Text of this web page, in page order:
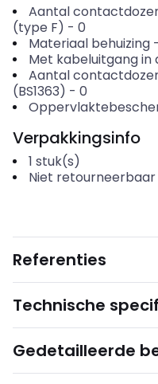
Aantal
(type F) - 0
Materiaal behuizing-
Met kabeluitgang in
Aantal
(BS1363) - 0
Verpakkingsinfo
1 stuk(s)
Niet
Referenties
Technische
Gedetailleerde